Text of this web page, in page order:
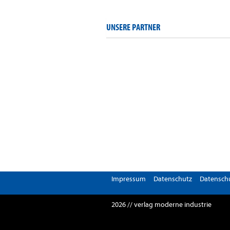
UNSERE PARTNER
Impressum Datenschutz
2026 // verlag moderne industrie